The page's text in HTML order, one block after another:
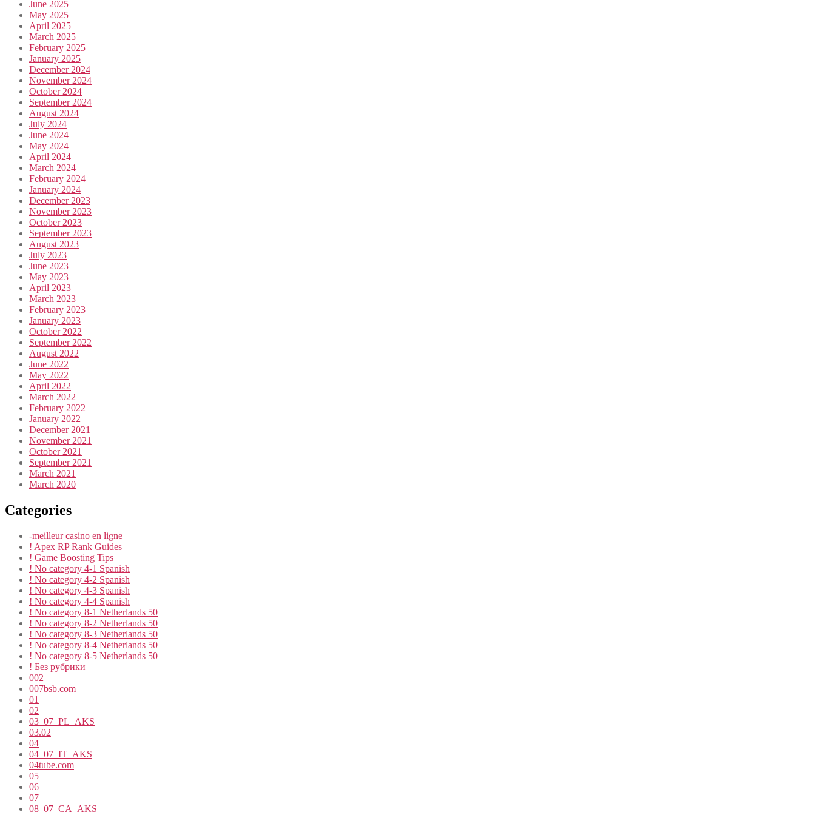
June 2025
May 2025
April 2025
March 2025
February 2025
January 2025
December 2024
November 2024
October 2024
September 2024
August 2024
July 2024
June 2024
May 2024
April 2024
March 2024
February 2024
January 2024
December 2023
November 2023
October 2023
September 2023
August 2023
July 2023
June 2023
May 2023
April 2023
March 2023
February 2023
January 2023
October 2022
September 2022
August 2022
June 2022
May 2022
April 2022
March 2022
February 2022
January 2022
December 2021
November 2021
October 2021
September 2021
March 2021
March 2020
Categories
-meilleur casino en ligne
! Apex RP Rank Guides
! Game Boosting Tips
! No category 4-1 Spanish
! No category 4-2 Spanish
! No category 4-3 Spanish
! No category 4-4 Spanish
! No category 8-1 Netherlands 50
! No category 8-2 Netherlands 50
! No category 8-3 Netherlands 50
! No category 8-4 Netherlands 50
! No category 8-5 Netherlands 50
! Без рубрики
002
007bsb.com
01
02
03_07_PL_AKS
03.02
04
04_07_IT_AKS
04tube.com
05
06
07
08_07_CA_AKS